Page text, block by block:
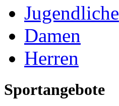
Jugendliche
Damen
Herren
Sportangebote